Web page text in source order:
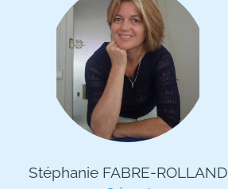
Stéphanie FABRE-ROLLAND